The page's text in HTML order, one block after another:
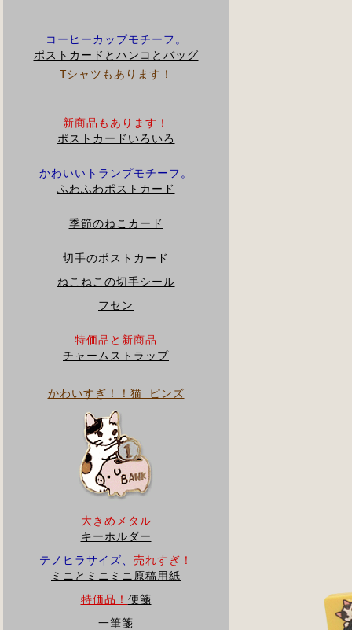
コーヒーカップモチーフ。
ポストカードとハンコと バッグ
Tシャツもあります！
新商品もあります！
ポストカードいろいろ
かわいいトランプモチーフ。
ふわふわポストカード
季節のねこカード
切手のポストカード
ねこねこの切手シール
フセン
特価品と新商品
チャームストラップ
かわいすぎ！！猫 ピンズ
大きめメタル
キーホルダー
テノヒラサイズ、 売れすぎ！
ミニとミニミニ原稿用紙
特価品！ 便箋
一筆箋